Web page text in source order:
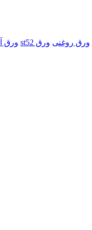
ورق روغنی ورق st52
ورق